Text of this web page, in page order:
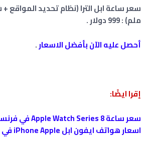
ملم) : ‎999 ‏دولار .
أحصل عليه الآن بأفضل الاسعار.
إقرا ايضًا:
سعر ساعة Apple Watch Series 8 في فرنسا
اسعار هواتف ايفون ابل iPhone Apple في فرنسا